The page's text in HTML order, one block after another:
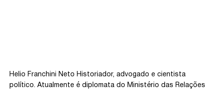
Helio Franchini Neto Historiador, advogado e cientista
político. Atualmente é diplomata do Ministério das Relações